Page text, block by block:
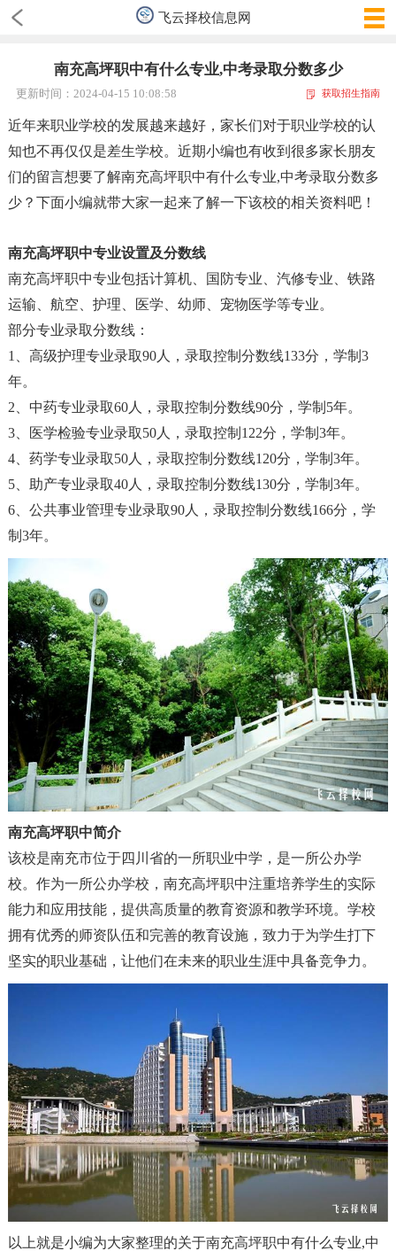
飞云择校信息网
南充高坪职中有什么专业,中考录取分数多少
更新时间：2024-04-15 10:08:58 获取招生指南
近年来职业学校的发展越来越好， 家长们对于职业学校的认
知也不再仅仅是差生学校。近期小编也有收到很多家长朋友
们的留言想要了解南充高坪职中有什么专业,中考录取分数多
少？ 下面小编就带大家一起来了解一下该校的相关资料吧！
南充高坪职中专业设置及分数线
南充高坪职中专业包括计算机、国防专业、汽修专业、铁路
运输、航空、护理、医学、幼师、宠物医学等专业。
部分专业录取分数线：
1、高级护理专业录取90人
， 录取控制分数线133分 ， 学制3
年。
2、中药专业录取60人
， 录取控制分数线90分 ， 学制5年。
3、医学检验专业录取50人
， 录取控制122分 ， 学制3年。
4、药学专业录取50人
， 录取控制分数线120分 ， 学制3年。
5、助产专业录取40人
， 录取控制分数线130分 ， 学制3年。
6、公共事业管理专业录取90人
， 录取控制分数线166分 ， 学
制3年。
南充高坪职中简介
该校是南充市位于四川省的一所职业中学 ， 是一所公办学
校。作为一所公办学校 ， 南充高坪职中注重培养学生的实际
能力和应用技能， 提供高质量的教育资源和教学环境。学校
拥有优秀的师资队伍和完善的教育设施， 致力于为学生打下
坚实的职业基础 ， 让他们在未来的职业生涯中具备竞争力。
以上就是小编为大家整理的关于南充高坪职中有什么专业,中